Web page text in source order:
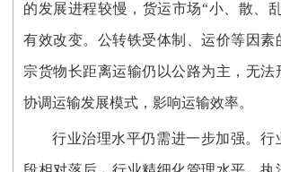
的发展进程较慢，货运市场“小、散、
有效改变。公转铁受体制、运价等因素
宗货物长距离运输仍以公路为主，无法
协调运输发展模式，影响运输效率。
行业治理水平仍需进一步加强。行